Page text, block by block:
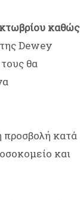
καθώς
Dewey
θα
κατά
και